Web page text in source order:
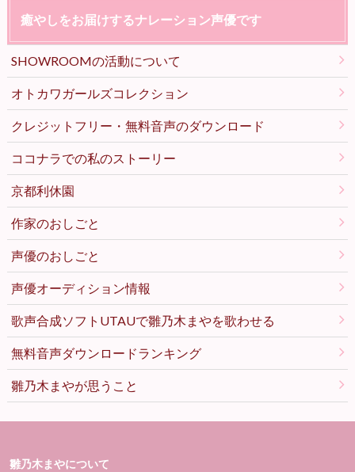
癒やしをお届けするナレーション声優です
SHOWROOMの活動について
オトカワガールズコレクション
クレジットフリー・無料音声のダウンロード
ココナラでの私のストーリー
京都利休園
作家のおしごと
声優のおしごと
声優オーディション情報
歌声合成ソフトUTAUで雛乃木まやを歌わせる
無料音声ダウンロードランキング
雛乃木まやが思うこと
雛乃木まやについて